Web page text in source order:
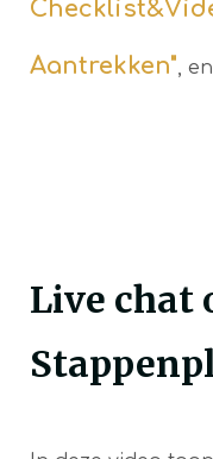
Aantrekken",
Live chat